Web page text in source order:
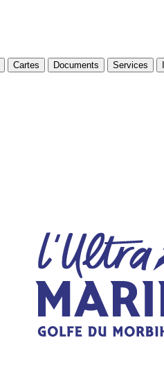
Cartes Documents Services